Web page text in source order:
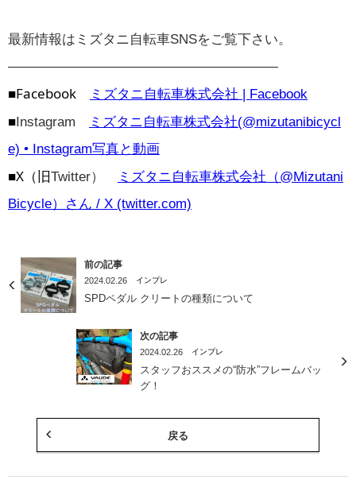
最新情報はミズタニ自転車SNSをご覧下さい。
————————————————————
■Facebook ミズタニ自転車株式会社 | Facebook
■Instagram
ミズタニ自転車株式会社(@mizutanibicycl
e) • Instagram写真と動画
■X（旧Twitter）
ミズタニ自転車株式会社（@Mizutani
Bicycle）さん / X (twitter.com)
前の記事
2024.02.26 インプレ
SPDペダル クリートの種類について
次の記事
2024.02.26 インプレ
スタッフおススメの“防水”フレームバッ
グ！
戻る